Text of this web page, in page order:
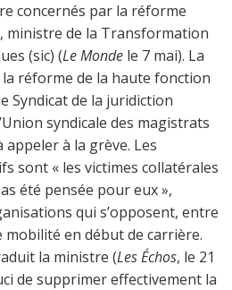
concernés par la réforme
ministre de la Transformation
(sic) (Le Monde le 7 mai). La
la réforme de la haute fonction
Syndicat de la juridiction
syndicale des magistrats
à la grève. Les
sont « les victimes collatérales
été pensée pour eux »,
qui s’opposent, entre
mobilité en début de carrière.
la ministre (Les Échos, le 21
de supprimer effectivement la